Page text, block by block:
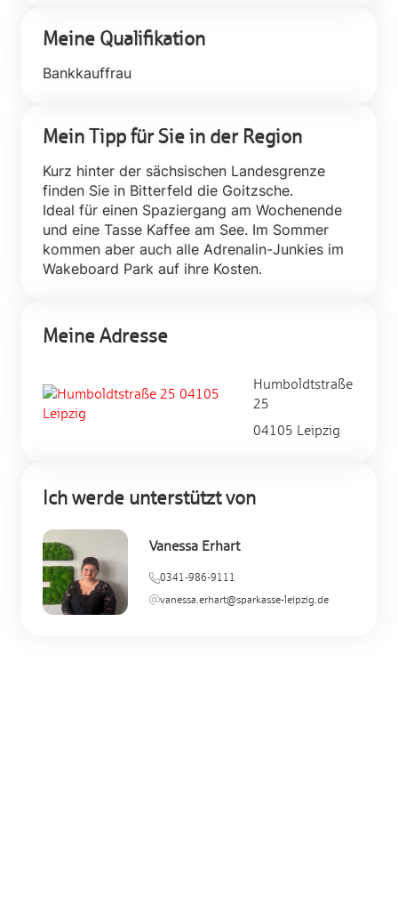
Meine Qualifikation
Bankkauffrau
Mein Tipp für Sie in der Region
Kurz hinter der sächsischen Landesgrenze
finden Sie in Bitterfeld die Goitzsche.
Ideal für einen Spaziergang am Wochenende
und eine Tasse Kaffee am See. Im Sommer
kommen aber auch alle Adrenalin-Junkies im
Wakeboard Park auf ihre Kosten.
Meine Adresse
Humboldtstraße
25
04105 Leipzig
Ich werde unterstützt von
Vanessa Erhart
0341-986-9111
vanessa.erhart@sparkasse-leipzig.de